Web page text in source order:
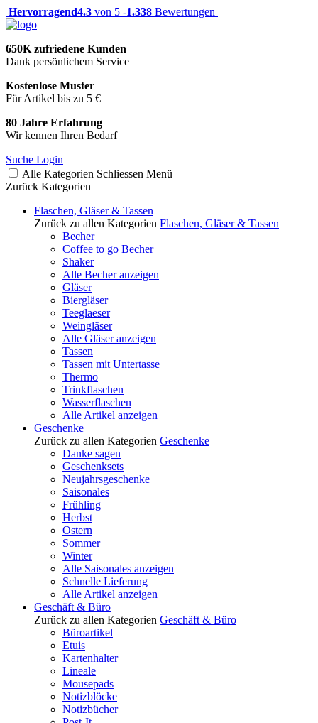
Hervorragend4.3 von 5 -1.338 Bewertungen
650K zufriedene Kunden
Dank persönlichem Service
Kostenlose Muster
Für Artikel bis zu 5 €
80 Jahre Erfahrung
Wir kennen Ihren Bedarf
Suche Login
Alle Kategorien Schliessen Menü
Zurück Kategorien
Flaschen, Gläser & Tassen
Zurück zu allen Kategorien Flaschen, Gläser & Tassen
Becher
Coffee to go Becher
Shaker
Alle Becher anzeigen
Gläser
Biergläser
Teeglaeser
Weingläser
Alle Gläser anzeigen
Tassen
Tassen mit Untertasse
Thermo
Trinkflaschen
Wasserflaschen
Alle Artikel anzeigen
Geschenke
Zurück zu allen Kategorien Geschenke
Danke sagen
Geschenksets
Neujahrsgeschenke
Saisonales
Frühling
Herbst
Ostern
Sommer
Winter
Alle Saisonales anzeigen
Schnelle Lieferung
Alle Artikel anzeigen
Geschäft & Büro
Zurück zu allen Kategorien Geschäft & Büro
Büroartikel
Etuis
Kartenhalter
Lineale
Mousepads
Notizblöcke
Notizbücher